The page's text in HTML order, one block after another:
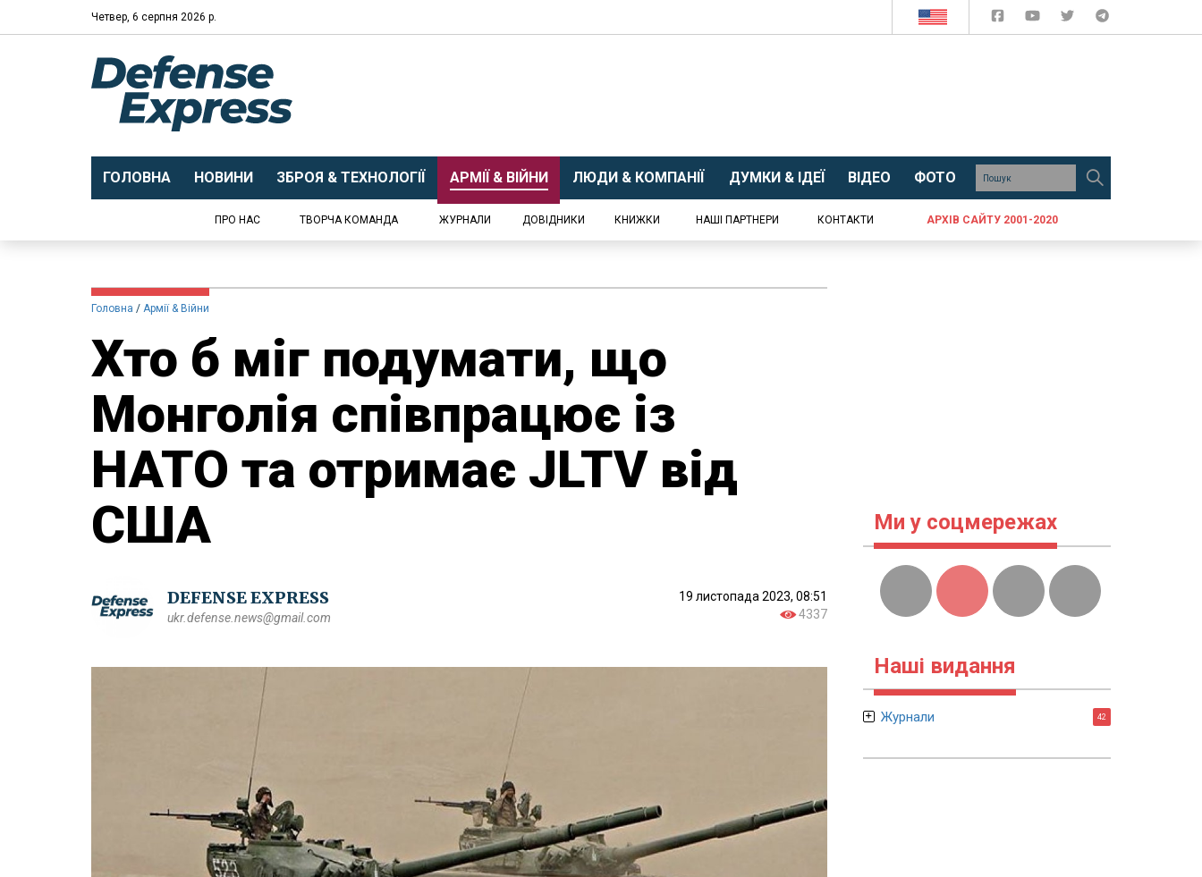
Четвер, 6 серпня 2026 р.
ГОЛОВНА НОВИНИ ЗБРОЯ & ТЕХНОЛОГІЇ АРМІЇ & ВІЙНИ ЛЮДИ & КОМПАНІЇ ДУМКИ & ІДЕЇ ВІДЕО ФОТО
ПРО НАС ТВОРЧА КОМАНДА ЖУРНАЛИ ДОВІДНИКИ КНИЖКИ НАШІ ПАРТНЕРИ КОНТАКТИ АРХІВ САЙТУ 2001-2020
Головна Армії & Війни
Хто б міг подумати, що
Монголія співпрацює із
НАТО та отримає JLTV від
США
DEFENSE EXPRESS
ukr.defense.news@gmail.com
19 листопада 2023, 08:51
4337
Ми у соцмережах
Наші видання
Журнали 42